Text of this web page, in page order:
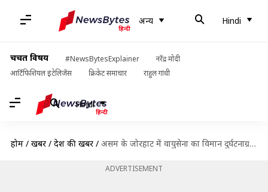
अन्य Hindi
चर्चित विषय #NewsBytesExplainer
नरेंद्र मोदी
आर्टिफिशियल इंटेलिजेंस
क्रिकेट समाचार राहुल गांधी
Hindi
होम / खबरें / देश की खबरें / असम के जोरहाट में वायुसेना का विमान दुर्घटनाग्रस्त; 5 जवान शहीद, सह-पायलट घायल
ADVERTISEMENT